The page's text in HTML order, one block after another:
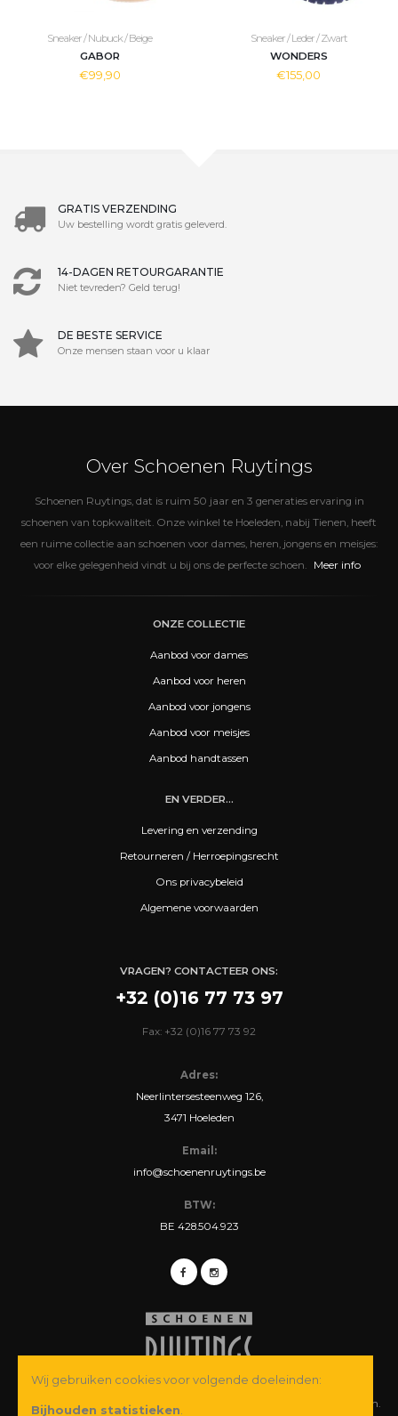
Sneaker / Nubuck / Beige
GABOR
€99,90
Sneaker / Leder / Zwart
WONDERS
€155,00
GRATIS VERZENDING
Uw bestelling wordt gratis geleverd.
14-DAGEN RETOURGARANTIE
Niet tevreden? Geld terug!
DE BESTE SERVICE
Onze mensen staan voor u klaar
Over Schoenen Ruytings
Schoenen Ruytings, dat is ruim 50 jaar en 3 generaties ervaring in
schoenen van topkwaliteit. Onze winkel te Hoeleden, nabij Tienen, heeft
een ruime collectie aan schoenen voor dames, heren, jongens en meisjes:
voor elke gelegenheid vindt u bij ons de perfecte schoen.
Meer info
ONZE COLLECTIE
Aanbod voor dames
Aanbod voor heren
Aanbod voor jongens
Aanbod voor meisjes
Aanbod handtassen
EN VERDER...
Levering en verzending
Retourneren / Herroepingsrecht
Ons privacybeleid
Algemene voorwaarden
VRAGEN? CONTACTEER ONS:
+32 (0)16 77 73 97
Fax: +32 (0)16 77 73 92
Adres:
Neerlintersesteenweg 126,
3471 Hoeleden
Email:
info@schoenenruytings.be
BTW:
BE 428.504.923
© Copyright 2026 Schoenen Ruytings BVBA. Alle rechten voorbehouden.
Wij gebruiken cookies voor volgende doeleinden:
Bijhouden statistieken